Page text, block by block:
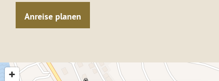
Anreise planen